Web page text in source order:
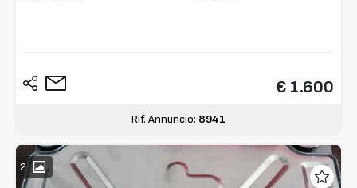
€ 1.600
Rif. Annuncio: 8941
2